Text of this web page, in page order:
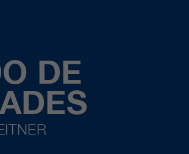
DE